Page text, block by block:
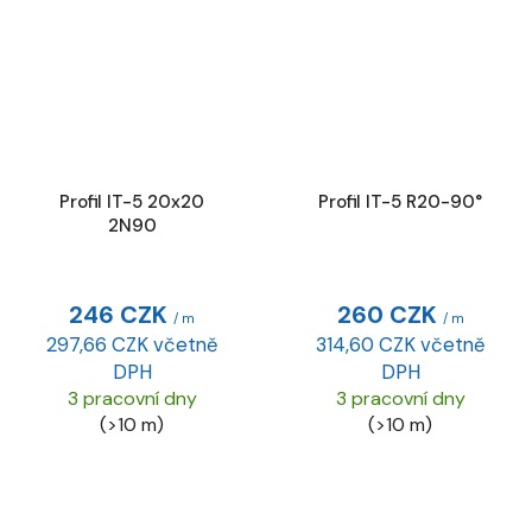
Profil IT-5 20x20
2N90
246 CZK / m
297,66 CZK včetně
DPH
3 pracovní dny
(>10 m)
Profil IT-5 R20-90°
260 CZK / m
314,60 CZK včetně
DPH
3 pracovní dny
(>10 m)